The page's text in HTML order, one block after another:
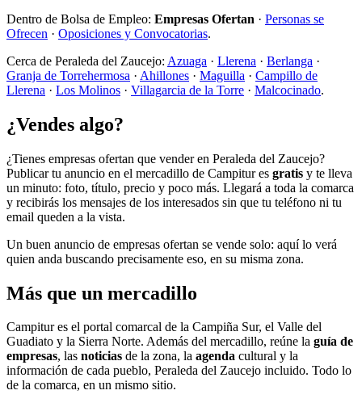
Dentro de Bolsa de Empleo: Empresas Ofertan · Personas se
Ofrecen · Oposiciones y Convocatorias.
Cerca de Peraleda del Zaucejo: Azuaga · Llerena · Berlanga ·
Granja de Torrehermosa · Ahillones · Maguilla · Campillo de
Llerena · Los Molinos · Villagarcia de la Torre · Malcocinado.
¿Vendes algo?
¿Tienes empresas ofertan que vender en Peraleda del Zaucejo?
Publicar tu anuncio en el mercadillo de Campitur es gratis y te lleva
un minuto: foto, título, precio y poco más. Llegará a toda la comarca
y recibirás los mensajes de los interesados sin que tu teléfono ni tu
email queden a la vista.
Un buen anuncio de empresas ofertan se vende solo: aquí lo verá
quien anda buscando precisamente eso, en su misma zona.
Más que un mercadillo
Campitur es el portal comarcal de la Campiña Sur, el Valle del
Guadiato y la Sierra Norte. Además del mercadillo, reúne la guía de
empresas, las noticias de la zona, la agenda cultural y la
información de cada pueblo, Peraleda del Zaucejo incluido. Todo lo
de la comarca, en un mismo sitio.